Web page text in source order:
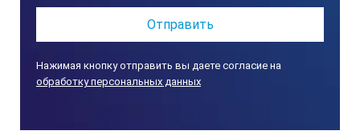
Нажимая кнопку отправить вы даете согласие на
обработку персональных данных